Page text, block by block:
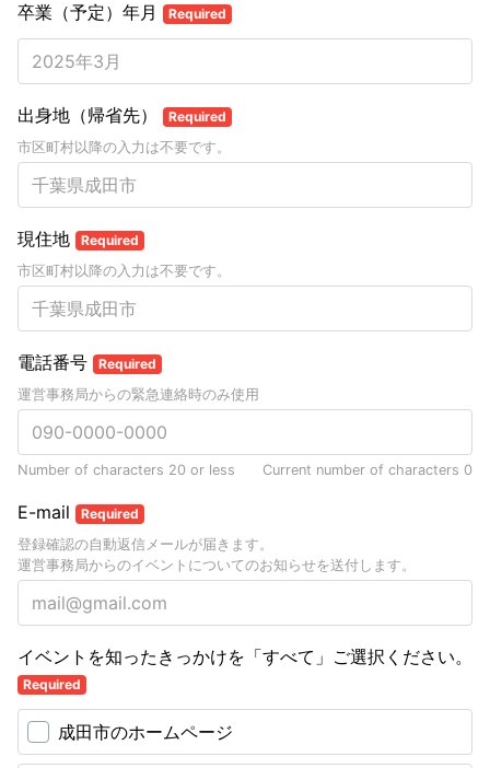
卒業（予定）年月 Required
出身地（帰省先） Required
市区町村以降の入力は不要です。
現住地 Required
市区町村以降の入力は不要です。
電話番号 Required
運営事務局からの緊急連絡時のみ使用
Number of characters 20 or less Current number of characters 0
E-mail Required
登録確認の自動返信メールが届きます。
運営事務局からのイベントについてのお知らせを送付します。
イベントを知ったきっかけを「すべて」ご選択ください。
Required
成田市のホームページ